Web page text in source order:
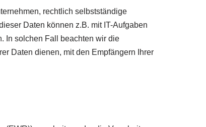
rechtlich selbstständige
Daten können z.B. mit IT-Aufgaben
In solchen Fall beachten wir die
Daten dienen, mit den Empfängern Ihrer